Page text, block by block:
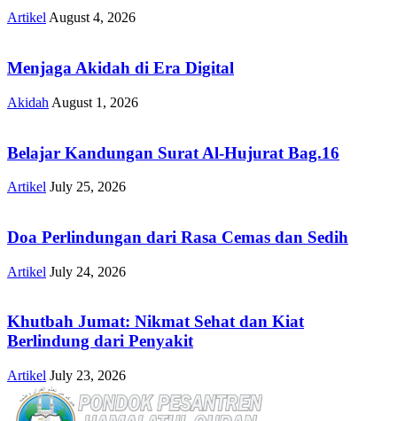
Artikel August 4, 2026
Menjaga Akidah di Era Digital
Akidah August 1, 2026
Belajar Kandungan Surat Al-Hujurat Bag.16
Artikel July 25, 2026
Doa Perlindungan dari Rasa Cemas dan Sedih
Artikel July 24, 2026
Khutbah Jumat: Nikmat Sehat dan Kiat
Berlindung dari Penyakit
Artikel July 23, 2026